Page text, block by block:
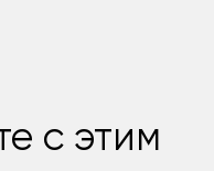
с этим